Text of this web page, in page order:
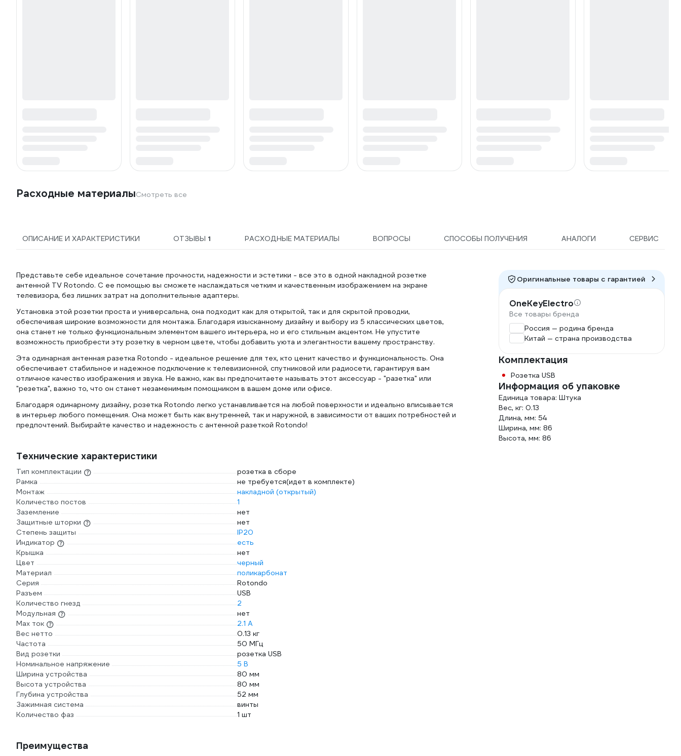
Расходные материалыСмотреть все
ОПИСАНИЕ И ХАРАКТЕРИСТИКИ ОТЗЫВЫ 1 РАСХОДНЫЕ МАТЕРИАЛЫ ВОПРОСЫ СПОСОБЫ ПОЛУЧЕНИЯ АНАЛОГИ СЕРВИС
Представьте себе идеальное сочетание прочности, надежности и эстетики - все это в одной накладной розетке
антенной TV Rotondo. С ее помощью вы сможете наслаждаться четким и качественным изображением на экране
телевизора, без лишних затрат на дополнительные адаптеры.
Установка этой розетки проста и универсальна, она подходит как для открытой, так и для скрытой проводки,
обеспечивая широкие возможности для монтажа. Благодаря изысканному дизайну и выбору из 5 классических цветов,
она станет не только функциональным элементом вашего интерьера, но и его стильным акцентом. Не упустите
возможность приобрести эту розетку в черном цвете, чтобы добавить уюта и элегантности вашему пространству.
Эта одинарная антенная разетка Rotondo - идеальное решение для тех, кто ценит качество и функциональность. Она
обеспечивает стабильное и надежное подключение к телевизионной, спутниковой или радиосети, гарантируя вам
отличное качество изображения и звука. Не важно, как вы предпочитаете называть этот аксессуар - "разетка" или
"резетка", важно то, что он станет незаменимым помощником в вашем доме или офисе.
Благодаря одинарному дизайну, розетка Rotondo легко устанавливается на любой поверхности и идеально вписывается
в интерьер любого помещения. Она может быть как внутренней, так и наружной, в зависимости от ваших потребностей и
предпочтений. Выбирайте качество и надежность с антенной разеткой Rotondo!
Технические характеристики
Тип комплектации
розетка в сборе
Рамка
не требуется(идет в комплекте)
Монтаж
накладной (открытый)
Количество постов
1
Заземление
нет
Защитные шторки
нет
Степень защиты
IP20
Индикатор
есть
Крышка
нет
Цвет
черный
Материал
поликарбонат
Серия
Rotondo
Разъем
USB
Количество гнезд
2
Модульная
нет
Max ток
2.1 А
Вес нетто
0.13 кг
Частота
50 МГц
Вид розетки
розетка USB
Номинальное напряжение
5 В
Ширина устройства
80 мм
Высота устройства
80 мм
Глубина устройства
52 мм
Зажимная система
винты
Количество фаз
1 шт
Преимущества
Оригинальные товары c гарантией
OneKeyElectro
Все товары бренда
Россия — родина бренда
Китай — страна производства
Комплектация
Розетка USB
Информация об упаковке
Единица товара: Штука
Вес, кг: 0.13
Длина, мм: 54
Ширина, мм: 86
Высота, мм: 86